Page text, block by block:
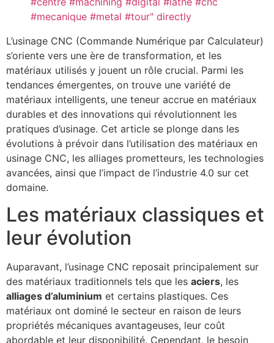
#mecanique #metal #tour" directly
L’usinage CNC (Commande Numérique par Calculateur)
s’oriente vers une ère de transformation, et les
matériaux utilisés y jouent un rôle crucial. Parmi les
tendances émergentes, on trouve une variété de
matériaux intelligents, une teneur accrue en matériaux
durables et des innovations qui révolutionnent les
pratiques d’usinage. Cet article se plonge dans les
évolutions à prévoir dans l’utilisation des matériaux en
usinage CNC, les alliages prometteurs, les technologies
avancées, ainsi que l’impact de l’industrie 4.0 sur cet
domaine.
Les matériaux classiques et
leur évolution
Auparavant, l’usinage CNC reposait principalement sur
des matériaux traditionnels tels que les aciers, les
alliages d’aluminium et certains plastiques. Ces
matériaux ont dominé le secteur en raison de leurs
propriétés mécaniques avantageuses, leur coût
abordable et leur disponibilité. Cependant, le besoin